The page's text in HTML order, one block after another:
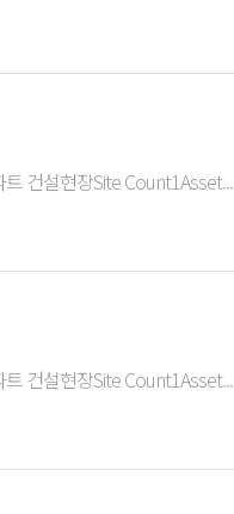
건설현장Site Count1Asset...
건설현장Site Count1Asset...